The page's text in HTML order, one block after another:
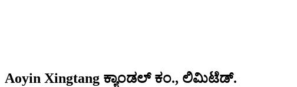
Aoyin Xingtang ಕ್ಯಾಂಡಲ್ ಕಂ., ಲಿಮಿಟೆಡ್.